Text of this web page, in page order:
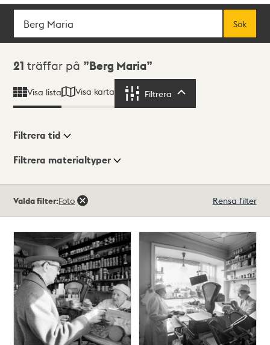
Sök
Sök
Sökresultat
21 träffar på Berg Maria
Visa lista Visa karta Filtrera
Visningsläge
Filtrera tid
Filtrera materialtyper
träffar
Valda filter:Foto Rensa filter